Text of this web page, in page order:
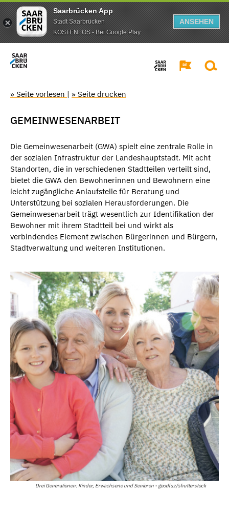
Saarbrücken App
Stadt Saarbrücken
KOSTENLOS - Bei Google Play
ANSEHEN
» Seite vorlesen | » Seite drucken
GEMEINWESENARBEIT
Die Gemeinwesenarbeit (GWA) spielt eine zentrale Rolle in
der sozialen Infrastruktur der Landeshauptstadt. Mit acht
Standorten, die in verschiedenen Stadtteilen verteilt sind,
bietet die GWA den Bewohnerinnen und Bewohnern eine
leicht zugängliche Anlaufstelle für Beratung und
Unterstützung bei sozialen Herausforderungen. Die
Gemeinwesenarbeit trägt wesentlich zur Identifikation der
Bewohner mit ihrem Stadtteil bei und wirkt als
verbindendes Element zwischen Bürgerinnen und Bürgern,
Stadtverwaltung und weiteren Institutionen.
Drei Generationen: Kinder, Erwachsene und Senioren - goodluz/shutterstock